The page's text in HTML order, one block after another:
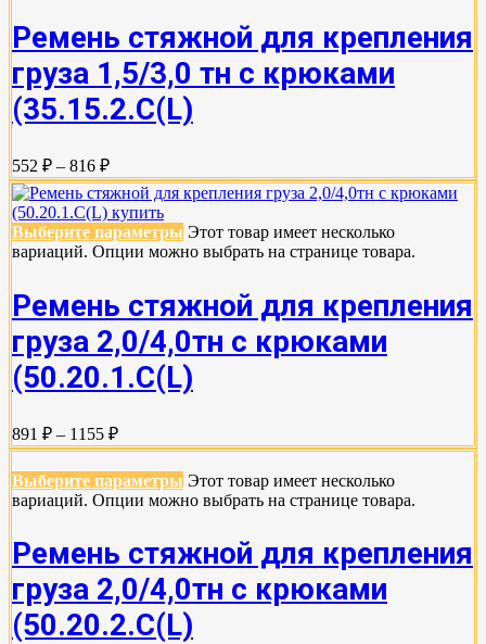
Ремень стяжной для крепления
груза 1,5/3,0 тн с крюками
(35.15.2.С(L)
552 ₽ – 816 ₽
Выберите параметры Этот товар имеет несколько
вариаций. Опции можно выбрать на странице товара.
Ремень стяжной для крепления
груза 2,0/4,0тн с крюками
(50.20.1.С(L)
891 ₽ – 1155 ₽
Выберите параметры Этот товар имеет несколько
вариаций. Опции можно выбрать на странице товара.
Ремень стяжной для крепления
груза 2,0/4,0тн с крюками
(50.20.2.C(L)